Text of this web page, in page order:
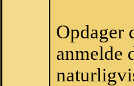
Opdager
anmelde